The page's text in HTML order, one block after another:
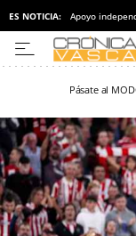
ES NOTICIA: Apoyo
Pásate al